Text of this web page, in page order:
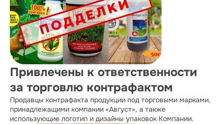
Привлечены к ответственности
за торговлю контрафактом
Продавцы контрафакта продукции под торговыми марками,
принадлежащими компании «Август», а также
использующие логотип и дизайны упаковок Компании.